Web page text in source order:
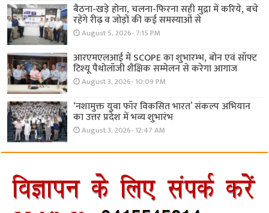
बैठना-खड़े होना, चलना-फिरना सही मुद्रा में करिये, बचे
रहेंगे रीढ़ व जोड़ों की कई समस्याओं से
August 5, 2026- 7:15 PM
आरएमएलआई में SCOPE का शुभारम्भ, बोन एवं सॉफ्ट
टिश्यू पैथोलॉजी शैक्षिक सम्मेलन से करेगा आगाज
August 3, 2026- 10:09 PM
‘नशामुक्त युवा फॉर विकसित भारत’ संकल्प अभियान
का उत्तर प्रदेश में भव्य शुभारंभ
August 3, 2026- 12:47 AM